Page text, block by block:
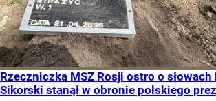
Rzeczniczka MSZ Rosji ostro o
Sikorski stanął w obronie polskiego